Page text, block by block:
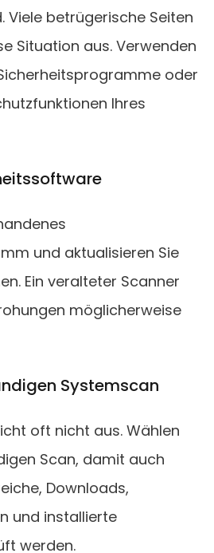
Viele betrügerische Seiten
Situation aus. Verwenden
oder
Ihres
und aktualisieren Sie
Ein veralteter Scanner
möglicherweise
Systemscan
oft nicht aus. Wählen
Scan, damit auch
Downloads,
und installierte
werden.